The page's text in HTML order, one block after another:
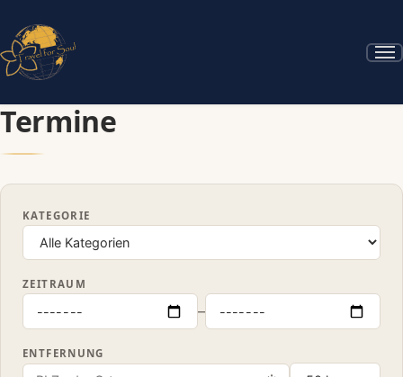
Termine
KATEGORIE
ZEITRAUM
–
ENTFERNUNG